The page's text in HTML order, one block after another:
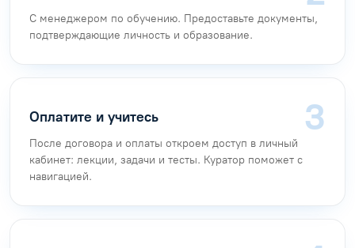
С менеджером по обучению. Предоставьте документы,
подтверждающие личность и образование.
Оплатите и учитесь
После договора и оплаты откроем доступ в личный
кабинет: лекции, задачи и тесты. Куратор поможет с
навигацией.